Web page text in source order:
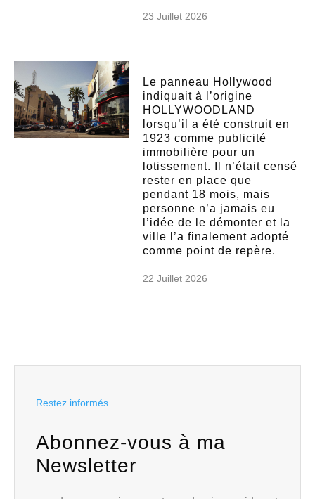
23 Juillet 2026
Le panneau Hollywood
indiquait à l’origine
HOLLYWOODLAND
lorsqu’il a été construit en
1923 comme publicité
immobilière pour un
lotissement. Il n’était censé
rester en place que
pendant 18 mois, mais
personne n’a jamais eu
l’idée de le démonter et la
ville l’a finalement adopté
comme point de repère.
22 Juillet 2026
Restez informés
Abonnez-vous à ma
Newsletter